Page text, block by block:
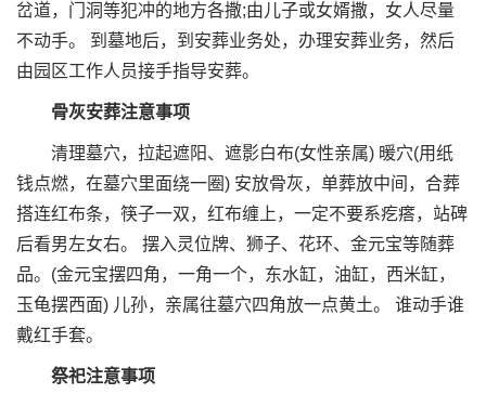
岔道，门洞等犯冲的地方各撒;由儿子或女婿撒，女人尽量
不动手。 到墓地后，到安葬业务处，办理安葬业务，然后
由园区工作人员接手指导安葬。
骨灰安葬注意事项
清理墓穴，拉起遮阳、遮影白布(女性亲属) 暖穴(用纸
钱点燃，在墓穴里面绕一圈) 安放骨灰，单葬放中间，合葬
搭连红布条，筷子一双，红布缠上，一定不要系疙瘩，站碑
后看男左女右。 摆入灵位牌、狮子、花环、金元宝等随葬
品。(金元宝摆四角，一角一个，东水缸，油缸，西米缸，
玉龟摆西面) 儿孙，亲属往墓穴四角放一点黄土。 谁动手谁
戴红手套。
祭祀注意事项